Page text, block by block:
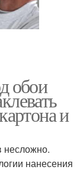
обои
и
несложно.
нанесения